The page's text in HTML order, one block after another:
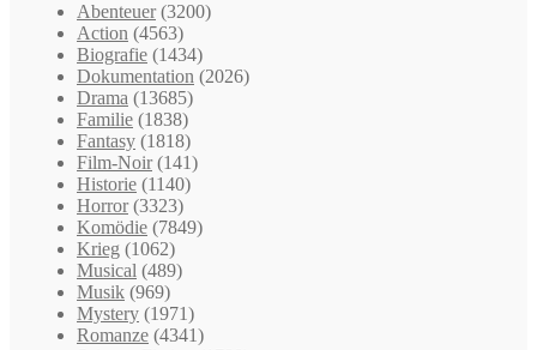
Abenteuer (3200)
Action (4563)
Biografie (1434)
Dokumentation (2026)
Drama (13685)
Familie (1838)
Fantasy (1818)
Film-Noir (141)
Historie (1140)
Horror (3323)
Komödie (7849)
Krieg (1062)
Musical (489)
Musik (969)
Mystery (1971)
Romanze (4341)